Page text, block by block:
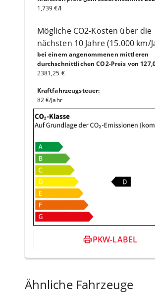
1,739 €/l
Mögliche CO2-Kosten über die
nächsten 10 Jahre (15.000 km/
bei einem angenommenen mittleren
durchschnittlichen CO2-Preis von
2381,25 €
Kraftfahrzeugsteuer:
82 €/Jahr
PKW-LABEL
Ähnliche Fahrzeuge